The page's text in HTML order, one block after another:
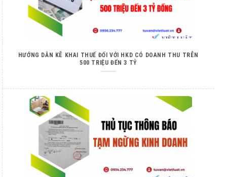
HƯỚNG DẪN KÊ KHAI THUẾ ĐỐI VỚI HKD CÓ DOANH THU TRÊN
500 TRIỆU ĐẾN 3 TỶ